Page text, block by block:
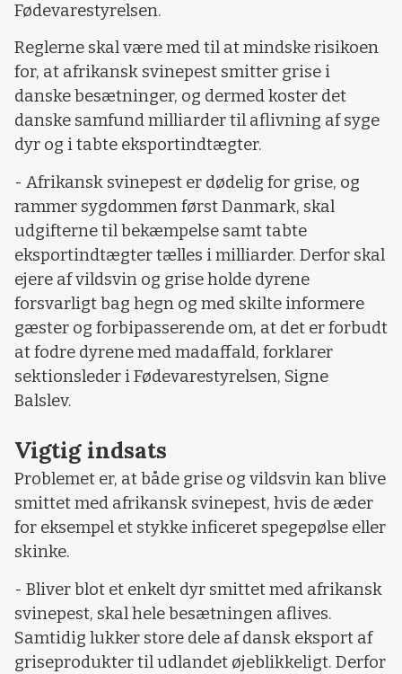
Fødevarestyrelsen.
Reglerne skal være med til at mindske risikoen
for, at afrikansk svinepest smitter grise i
danske besætninger, og dermed koster det
danske samfund milliarder til aflivning af syge
dyr og i tabte eksportindtægter.
- Afrikansk svinepest er dødelig for grise, og
rammer sygdommen først Danmark, skal
udgifterne til bekæmpelse samt tabte
eksportindtægter tælles i milliarder. Derfor skal
ejere af vildsvin og grise holde dyrene
forsvarligt bag hegn og med skilte informere
gæster og forbipasserende om, at det er forbudt
at fodre dyrene med madaffald, forklarer
sektionsleder i Fødevarestyrelsen, Signe
Balslev.
Vigtig indsats
Problemet er, at både grise og vildsvin kan blive
smittet med afrikansk svinepest, hvis de æder
for eksempel et stykke inficeret spegepølse eller
skinke.
- Bliver blot et enkelt dyr smittet med afrikansk
svinepest, skal hele besætningen aflives.
Samtidig lukker store dele af dansk eksport af
griseprodukter til udlandet øjeblikkeligt. Derfor